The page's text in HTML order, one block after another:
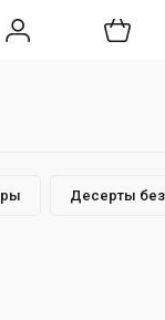
Десерты без